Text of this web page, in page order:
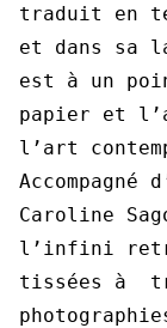
traduit en
et dans sa
est à un
papier et
l’art
Caroline
l’infini
tissées à